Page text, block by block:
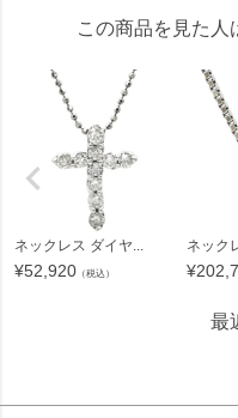
この商品を見た人
ネックレス ダイヤ...
¥52,920 （税込）
ネック
¥
最